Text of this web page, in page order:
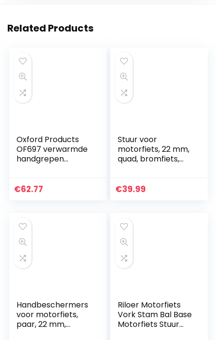
Related Products
Oxford Products
OF697 verwarmde
handgrepen
€62.77
Stuur voor
motorfiets, 22 mm,
quad, bromfiets,
Kawasaki, Honda,
€39.99
Handbeschermers
voor motorfiets,
paar, 22 mm,
Riloer Motorfiets
Vork Stam Bal Base
Motorfiets Stuur